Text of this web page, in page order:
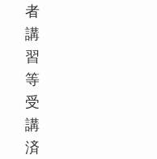
者
講
習
等
受
講
済